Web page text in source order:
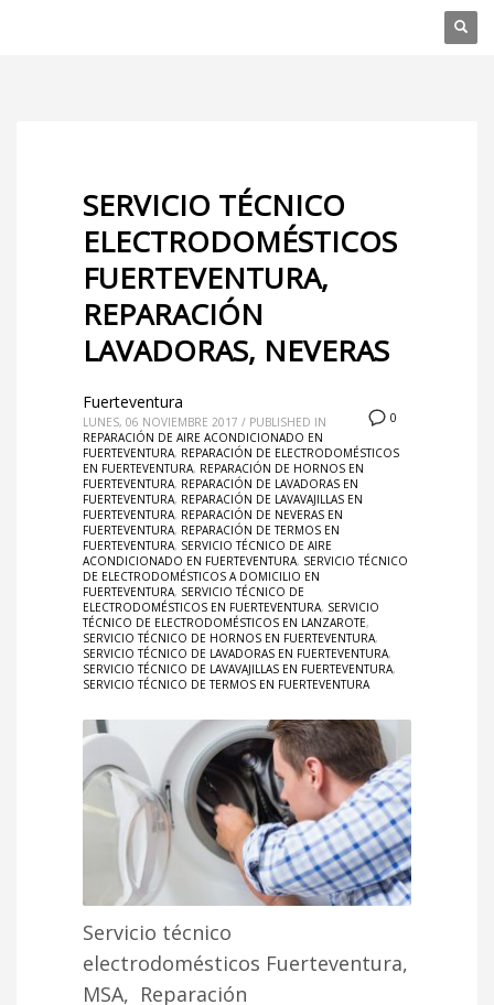
SERVICIO TÉCNICO
ELECTRODOMÉSTICOS
FUERTEVENTURA,
REPARACIÓN
LAVADORAS, NEVERAS
0
Fuerteventura
LUNES, 06 NOVIEMBRE 2017 / PUBLISHED IN
REPARACIÓN DE AIRE ACONDICIONADO EN
FUERTEVENTURA, REPARACIÓN DE ELECTRODOMÉSTICOS
EN FUERTEVENTURA, REPARACIÓN DE HORNOS EN
FUERTEVENTURA, REPARACIÓN DE LAVADORAS EN
FUERTEVENTURA, REPARACIÓN DE LAVAVAJILLAS EN
FUERTEVENTURA, REPARACIÓN DE NEVERAS EN
FUERTEVENTURA, REPARACIÓN DE TERMOS EN
FUERTEVENTURA, SERVICIO TÉCNICO DE AIRE
ACONDICIONADO EN FUERTEVENTURA, SERVICIO TÉCNICO
DE ELECTRODOMÉSTICOS A DOMICILIO EN
FUERTEVENTURA, SERVICIO TÉCNICO DE
ELECTRODOMÉSTICOS EN FUERTEVENTURA, SERVICIO
TÉCNICO DE ELECTRODOMÉSTICOS EN LANZAROTE,
SERVICIO TÉCNICO DE HORNOS EN FUERTEVENTURA,
SERVICIO TÉCNICO DE LAVADORAS EN FUERTEVENTURA,
SERVICIO TÉCNICO DE LAVAVAJILLAS EN FUERTEVENTURA,
SERVICIO TÉCNICO DE TERMOS EN FUERTEVENTURA
Servicio técnico
electrodomésticos Fuerteventura,
MSA, Reparación